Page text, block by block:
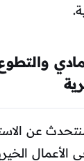
عن
الأعمال